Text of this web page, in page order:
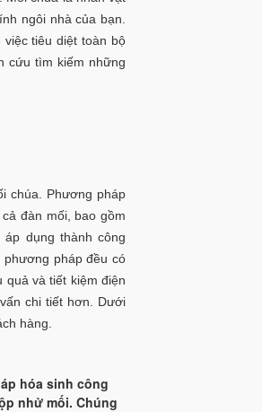
ngôi nhà của bạn.
tiêu diệt toàn bộ
cứu tìm kiếm những
chúa. Phương pháp
đàn mối, bao gồm
dụng thành công
phương pháp đều có
và tiết kiệm điện
chi tiết hơn. Dưới
hàng.
hóa sinh công
nhử mối. Chúng